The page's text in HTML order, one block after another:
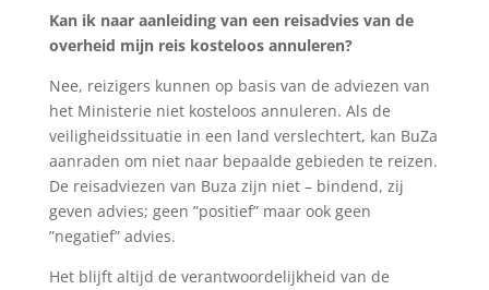
Kan ik naar aanleiding van een reisadvies van de
overheid mijn reis kosteloos annuleren?
Nee, reizigers kunnen op basis van de adviezen van
het Ministerie niet kosteloos annuleren. Als de
veiligheidssituatie in een land verslechtert, kan BuZa
aanraden om niet naar bepaalde gebieden te reizen.
De reisadviezen van Buza zijn niet – bindend, zij
geven advies; geen ”positief” maar ook geen
”negatief” advies.
Het blijft altijd de verantwoordelijkheid van de